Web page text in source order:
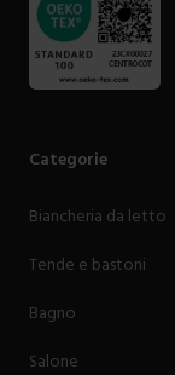
Categorie
Biancheria da letto
Tende e bastoni
Bagno
Salone